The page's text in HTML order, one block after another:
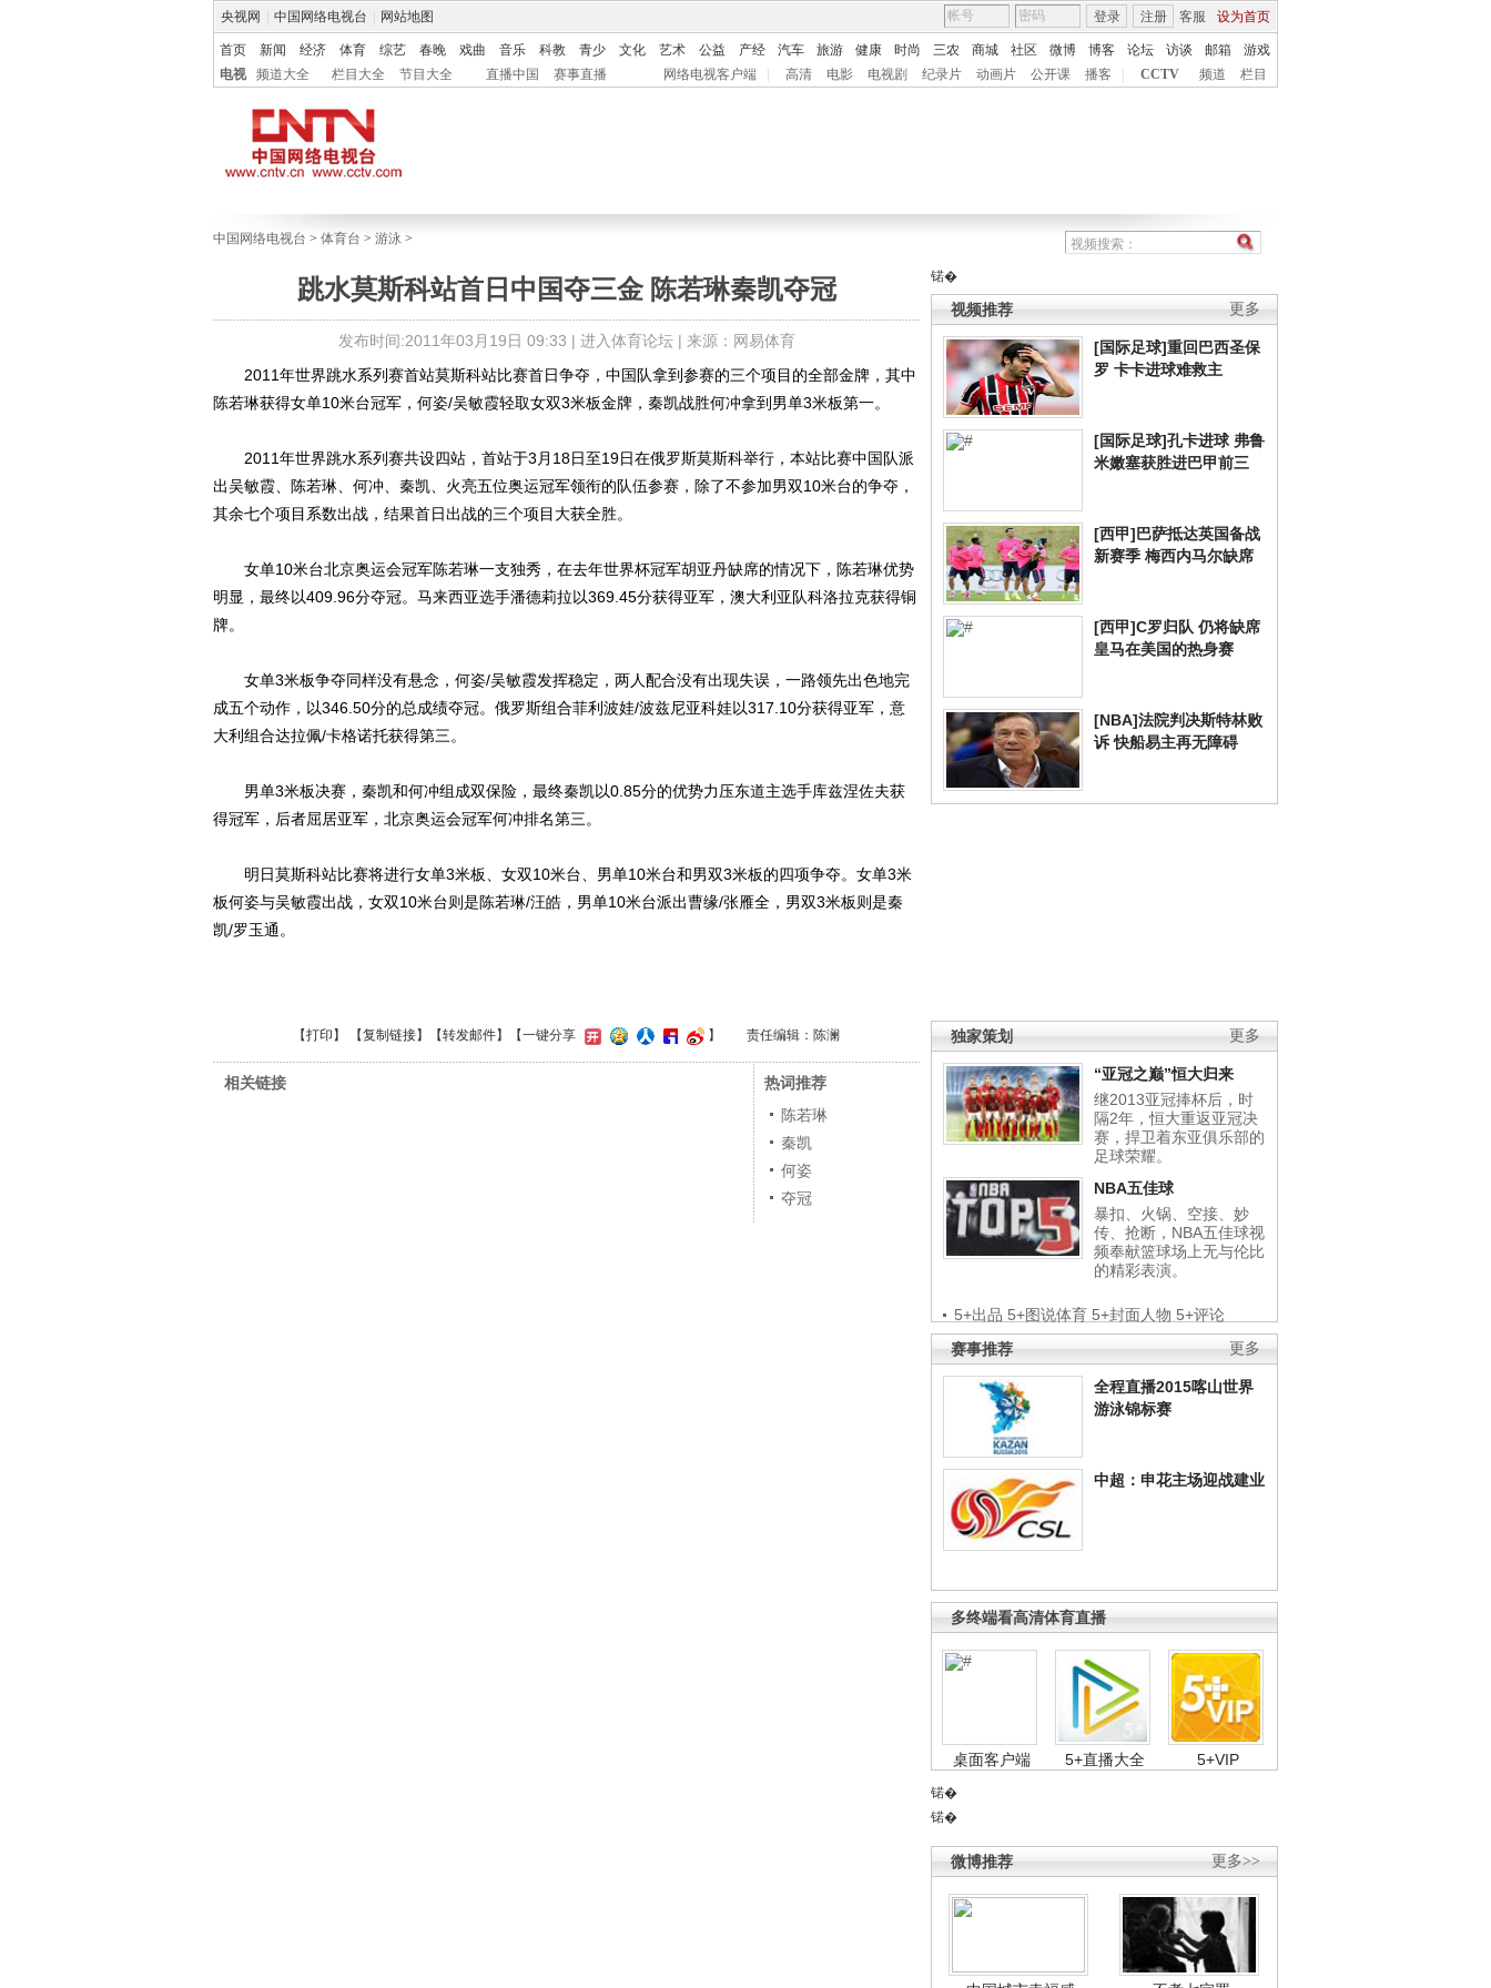
央视网 中国网络电视台 网站地图 客服 设为首页
登录 注册
首页 新闻 经济 体育 综艺 春晚 戏曲 音乐 科教 青少 文化 艺术 公益 产经 汽车 旅游 健康 时尚 三农 商城 社区 微博 博客 论坛 访谈 邮箱
游戏
电视
频道大全 栏目大全 节目大全 直播中国 赛事直播 网络电视客户端 高清 电影 电视剧 纪录片 动画片 公开课 播客 CCTV 频道 栏目
中国网络电视台 > 体育台 > 游泳 >
跳水莫斯科站首日中国夺三金 陈若琳秦凯夺冠
发布时间:2011年03月19日 09:33 | 进入体育论坛| 来源：网易体育
锘�
更多
视频推荐
[国际足球]重回巴西圣保
罗 卡卡进球难救主
[国际足球]孔卡进球 弗鲁
米嫩塞获胜进巴甲前三
[西甲]巴萨抵达英国备战
新赛季 梅西内马尔缺席
[西甲]C罗归队 仍将缺席
皇马在美国的热身赛
[NBA]法院判决斯特林败
诉 快船易主再无障碍
更多
独家策划
“亚冠之巅”恒大归来
继2013亚冠捧杯后，时
隔2年，恒大重返亚冠决
赛，捍卫着东亚俱乐部的
足球荣耀。
NBA五佳球
暴扣、火锅、空接、妙
传、抢断，NBA五佳球视
频奉献篮球场上无与伦比
的精彩表演。
5+出品 5+图说体育 5+封面人物 5+评论
更多
赛事推荐
全程直播2015喀山世界
游泳锦标赛
中超：申花主场迎战建业
多终端看高清体育直播
桌面客户端 5+直播大全 5+VIP
锘�
锘�
更多>>
微博推荐
2011年世界跳水系列赛首站莫斯科站比赛首日争夺，中国队拿到参赛的三个项目的全部金牌，其中
陈若琳获得女单10米台冠军，何姿/吴敏霞轻取女双3米板金牌，秦凯战胜何冲拿到男单3米板第一。
2011年世界跳水系列赛共设四站，首站于3月18日至19日在俄罗斯莫斯科举行，本站比赛中国队派
出吴敏霞、陈若琳、何冲、秦凯、火亮五位奥运冠军领衔的队伍参赛，除了不参加男双10米台的争夺，
其余七个项目系数出战，结果首日出战的三个项目大获全胜。
女单10米台北京奥运会冠军陈若琳一支独秀，在去年世界杯冠军胡亚丹缺席的情况下，陈若琳优势
明显，最终以409.96分夺冠。马来西亚选手潘德莉拉以369.45分获得亚军，澳大利亚队科洛拉克获得铜
牌。
女单3米板争夺同样没有悬念，何姿/吴敏霞发挥稳定，两人配合没有出现失误，一路领先出色地完
成五个动作，以346.50分的总成绩夺冠。俄罗斯组合菲利波娃/波兹尼亚科娃以317.10分获得亚军，意
大利组合达拉佩/卡格诺托获得第三。
男单3米板决赛，秦凯和何冲组成双保险，最终秦凯以0.85分的优势力压东道主选手库兹涅佐夫获
得冠军，后者屈居亚军，北京奥运会冠军何冲排名第三。
明日莫斯科站比赛将进行女单3米板、女双10米台、男单10米台和男双3米板的四项争夺。女单3米
板何姿与吴敏霞出战，女双10米台则是陈若琳/汪皓，男单10米台派出曹缘/张雁全，男双3米板则是秦
凯/罗玉通。
【打印 】 【复制链接】【转发邮件】 【一键分享 】 责任编辑：陈澜
相关链接
热词推荐
陈若琳
秦凯
何姿
夺冠